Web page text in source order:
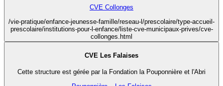
CVE Collonges
/vie-pratique/enfance-jeunesse-famille/reseau-l/prescolaire/type-accueil-
prescolaire/institutions-pour-l-enfance/liste-cve-municipaux-prives/cve-
collonges.html
CVE Les Falaises
Cette structure est gérée par la Fondation la Pouponnière et l'Abri